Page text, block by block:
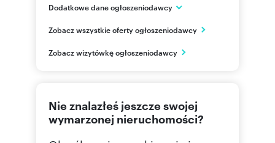
Dodatkowe dane ogłoszeniodawcy
Warszawa
PL
509 46 Pokaż telefon
Zobacz wszystkie oferty ogłoszeniodawcy
Zobacz wizytówkę ogłoszeniodawcy
Nie znalazłeś jeszcze swojej
wymarzonej nieruchomości?